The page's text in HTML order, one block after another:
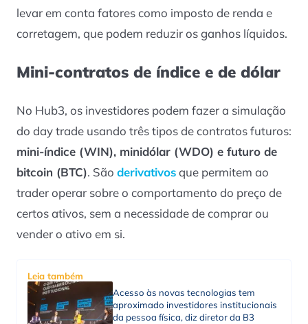
levar em conta fatores como imposto de renda e
corretagem, que podem reduzir os ganhos líquidos.
Mini-contratos de índice e de dólar
No Hub3, os investidores podem fazer a simulação
do day trade usando três tipos de contratos futuros:
mini-índice (WIN), minidólar (WDO) e futuro de
bitcoin (BTC). São derivativosque permitem ao
trader operar sobre o comportamento do preço de
certos ativos, sem a necessidade de comprar ou
vender o ativo em si.
Leia também
Acesso às novas tecnologias tem
aproximado investidores institucionais
da pessoa física, diz diretor da B3